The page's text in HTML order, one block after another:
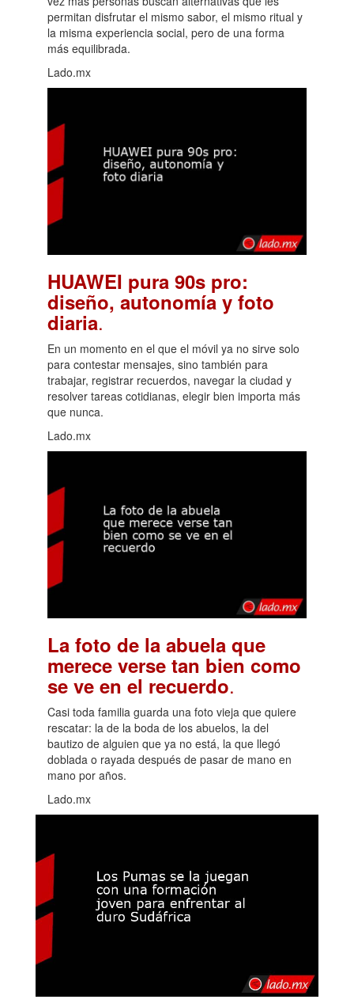
permitan disfrutar el mismo sabor, el mismo ritual y
la misma experiencia social, pero de una forma
más equilibrada.
Lado.mx
HUAWEI pura 90s pro:
diseño, autonomía y foto
diaria.
En un momento en el que el móvil ya no sirve solo
para contestar mensajes, sino también para
trabajar, registrar recuerdos, navegar la ciudad y
resolver tareas cotidianas, elegir bien importa más
que nunca.
Lado.mx
La foto de la abuela que
merece verse tan bien como
se ve en el recuerdo.
Casi toda familia guarda una foto vieja que quiere
rescatar: la de la boda de los abuelos, la del
bautizo de alguien que ya no está, la que llegó
doblada o rayada después de pasar de mano en
mano por años.
Lado.mx